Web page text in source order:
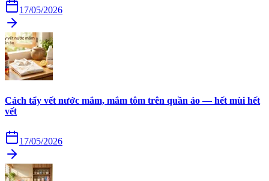
17/05/2026
Cách tẩy vết nước mắm, mắm tôm trên quần áo — hết mùi hết
vết
17/05/2026